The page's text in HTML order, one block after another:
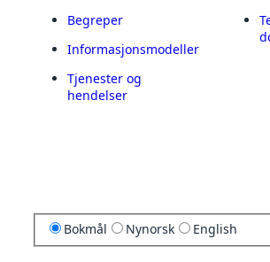
Begreper
Informasjonsmodeller
Tjenester og
hendelser
Bokmål Nynorsk English